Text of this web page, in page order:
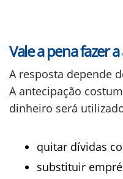
Vale a pena fazer
A resposta depende
A antecipação
dinheiro será
quitar dívidas
substituir